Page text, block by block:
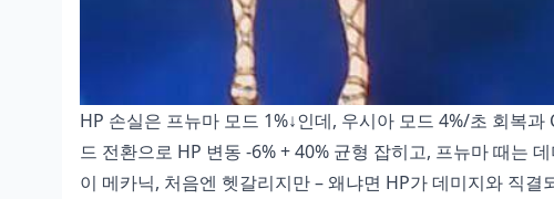
HP 손실은 프뉴마 모드 1%↓인데, 우시아 모드 4%/초 회복
드 전환으로 HP 변동 -6% + 40% 균형 잡히고, 프뉴마 때는
이 메카닉, 처음엔 헷갈리지만 – 왜냐면 HP가 데미지와 직결